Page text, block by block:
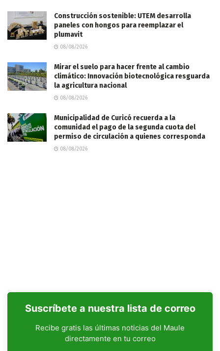
Construcción sostenible: UTEM desarrolla
paneles con hongos para reemplazar el
plumavit
08/08/2026
Mirar el suelo para hacer frente al cambio
climático: Innovación biotecnológica resguarda
la agricultura nacional
08/08/2026
Municipalidad de Curicó recuerda a la
comunidad el pago de la segunda cuota del
permiso de circulación a quienes corresponda
08/08/2026
Suscríbete a nuestra lista de correo
Recibe gratis las últimas noticias del Maule
directamente en tu correo